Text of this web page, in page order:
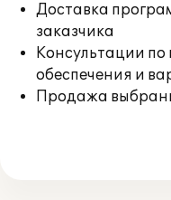
Доставка
заказчика
Консультации по
обеспечения и
Продажа